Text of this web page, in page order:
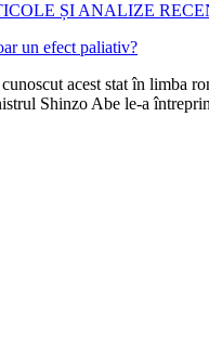
ȘI ANALIZE
acest stat în
Shinzo Abe le-a